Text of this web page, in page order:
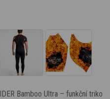
Bamboo Ultra – funkční triko